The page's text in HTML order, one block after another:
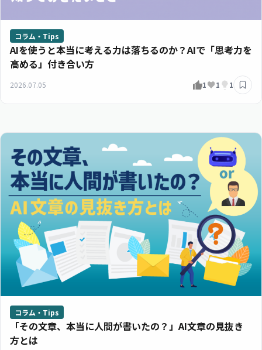
コラム・Tips
AIを使うと本当に考える力は落ちるのか？AIで「思考力を
高める」付き合い方
2026.07.05 1 1 1
コラム・Tips
「その文章、本当に人間が書いたの？」AI文章の見抜き
方とは